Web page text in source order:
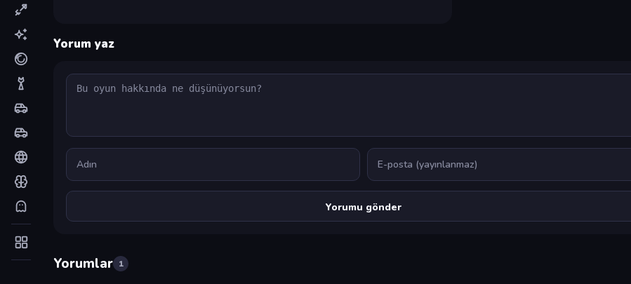
Yorum yaz
Yorum
Ad E-posta
Yorumlar 1